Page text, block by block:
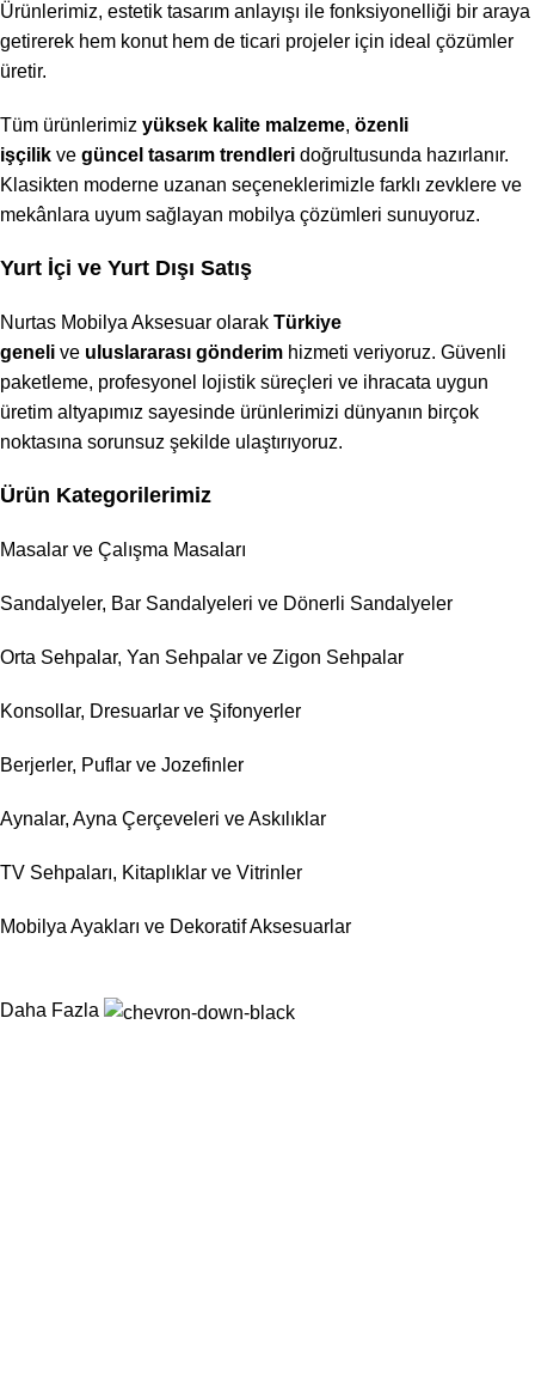
Ürünlerimiz, estetik tasarım anlayışı ile fonksiyonelliği bir araya
getirerek hem konut hem de ticari projeler için ideal çözümler
üretir.
Tüm ürünlerimiz yüksek kalite malzeme, özenli
işçilik ve güncel tasarım trendleri doğrultusunda hazırlanır.
Klasikten moderne uzanan seçeneklerimizle farklı zevklere ve
mekânlara uyum sağlayan mobilya çözümleri sunuyoruz.
Yurt İçi ve Yurt Dışı Satış
Nurtas Mobilya Aksesuar olarak Türkiye
geneli ve uluslararası gönderim hizmeti veriyoruz. Güvenli
paketleme, profesyonel lojistik süreçleri ve ihracata uygun
üretim altyapımız sayesinde ürünlerimizi dünyanın birçok
noktasına sorunsuz şekilde ulaştırıyoruz.
Ürün Kategorilerimiz
Masalar ve Çalışma Masaları
Sandalyeler, Bar Sandalyeleri ve Dönerli Sandalyeler
Orta Sehpalar, Yan Sehpalar ve Zigon Sehpalar
Konsollar, Dresuarlar ve Şifonyerler
Berjerler, Puflar ve Jozefinler
Aynalar, Ayna Çerçeveleri ve Askılıklar
TV Sehpaları, Kitaplıklar ve Vitrinler
Mobilya Ayakları ve Dekoratif Aksesuarlar
Daha Fazla